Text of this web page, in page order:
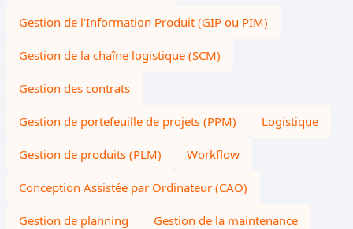
Gestion de l'Information Produit (GIP ou PIM)
Gestion de la chaîne logistique (SCM)
Gestion des contrats
Gestion de portefeuille de projets (PPM) Logistique
Gestion de produits (PLM) Workflow
Conception Assistée par Ordinateur (CAO)
Gestion de planning Gestion de la maintenance